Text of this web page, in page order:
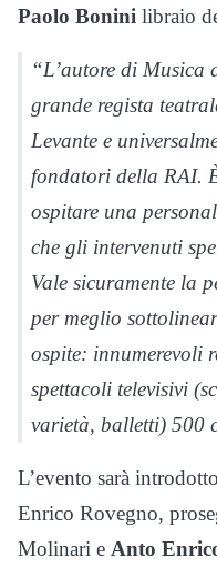
Paolo Bonini libraio
“L’autore di
grande regista
Levante e
fondatori della RAI.
ospitare una
che gli intervenuti
Vale sicuramente la
per meglio
ospite: innumerevoli
spettacoli televisivi
varietà, balletti) 500
L’evento sarà
Enrico Rovegno,
Molinari e Anto